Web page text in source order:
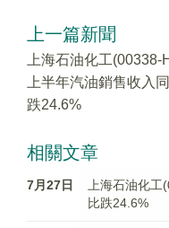
上一篇新聞
上海石油化工(00338-
上半年汽油銷售收入
跌24.6%
相關文章
7月27日
上海石油化
比跌24.6%